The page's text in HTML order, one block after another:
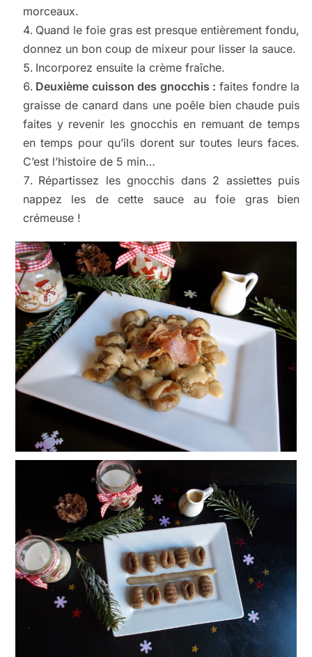
morceaux.
Quand le foie gras est presque entièrement fondu,
donnez un bon coup de mixeur pour lisser la sauce.
Incorporez ensuite la crème fraîche.
Deuxième cuisson des gnocchis : faites fondre la
graisse de canard dans une poêle bien chaude puis
faites y revenir les gnocchis en remuant de temps
en temps pour qu’ils dorent sur toutes leurs faces.
C’est l’histoire de 5 min…
Répartissez les gnocchis dans 2 assiettes puis
nappez les de cette sauce au foie gras bien
crémeuse !